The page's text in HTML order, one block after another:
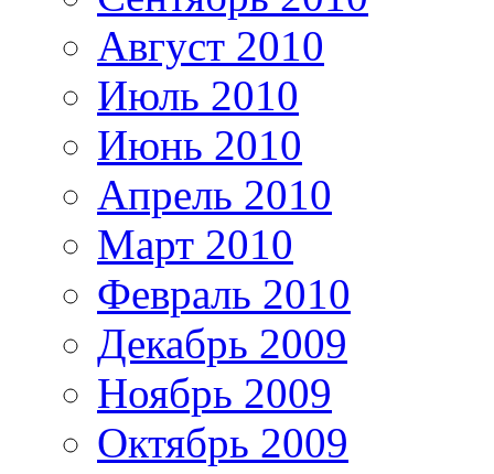
Август 2010
Июль 2010
Июнь 2010
Апрель 2010
Март 2010
Февраль 2010
Декабрь 2009
Ноябрь 2009
Октябрь 2009